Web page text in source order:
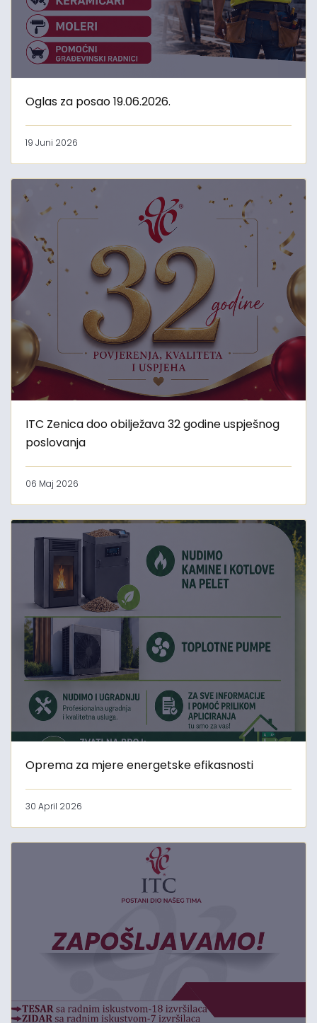
Oglas za posao 19.06.2026.
19 Juni 2026
ITC Zenica doo obilježava 32 godine uspješnog
poslovanja
06 Maj 2026
Oprema za mjere energetske efikasnosti
30 April 2026